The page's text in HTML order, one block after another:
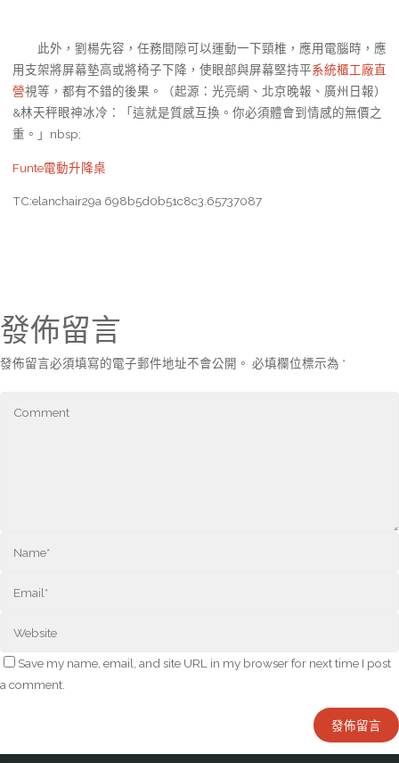
此外，劉楊先容，任務間隙可以運動一下頸椎，應用電腦時，應
用支架將屏幕墊高或將椅子下降，使眼部與屏幕堅持平系統櫃工廠直
營視等，都有不錯的後果。（起源：光亮網、北京晚報、廣州日報）
&林天秤眼神冰冷：「這就是質感互換。你必須體會到情感的無價之
重。」nbsp;
Funte電動升降桌
TC:elanchair29a 698b5d0b51c8c3.65737087
發佈留言
發佈留言必須填寫的電子郵件地址不會公開。 必填欄位標示為 *
Save my name, email, and site URL in my browser for next time I post
a comment.